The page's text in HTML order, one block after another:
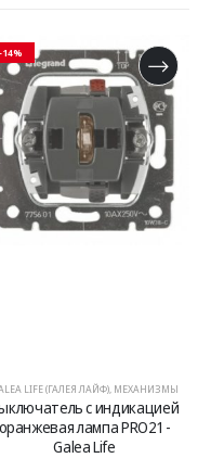
-14%
LIFE (ГАЛЕЯ ЛАЙФ), МЕХАНИЗМЫ
с индикацией
оранжевая лампа PRO21 -
Galea Life